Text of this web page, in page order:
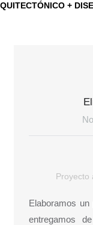
+
Proyecto
Elaboramos
entregamos